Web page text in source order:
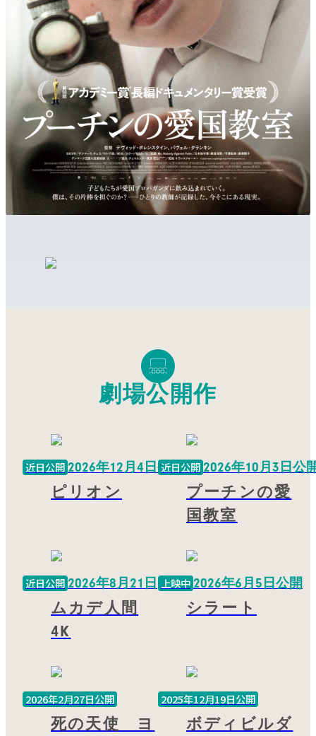
劇場公開作
近日公開2026年12月4日公開
ピリオン
近日公開2026年10月3日公
プーチンの愛
国教室
近日公開2026年8月21日
ムカデ人間
4K
上映中2026年6月5日公開
シラート
2026年2月27日公開
死の天使 ヨ
2025年12月19日公開
ボディビルダ